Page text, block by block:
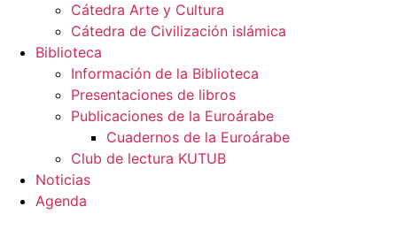
Cátedra Arte y Cultura
Cátedra de Civilización islámica
Biblioteca
Información de la Biblioteca
Presentaciones de libros
Publicaciones de la Euroárabe
Cuadernos de la Euroárabe
Club de lectura KUTUB
Noticias
Agenda